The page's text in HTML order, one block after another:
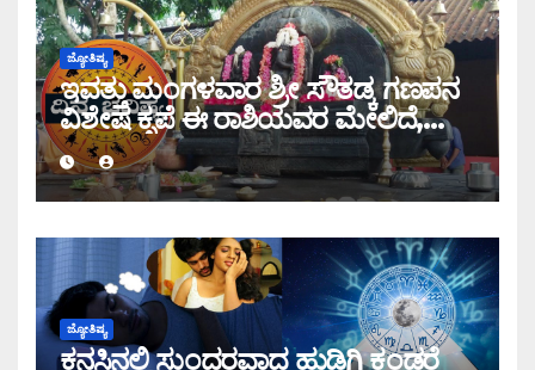
ಜ್ಯೋತಿಷ್ಯ
ಇವತ್ತು ಮಂಗಳವಾರ ಶ್ರೀ ಸೌತಡ್ಕ ಗಣಪನ
ವಿಶೇಷ ಕೃಪೆ ಈ ರಾಶಿಯವರ ಮೇಲಿದೆ,
ಇಂದಿನ ರಾಶಿ ಭವಿಷ್ಯ ತಿಳಿಯಿರಿ
ಜ್ಯೋತಿಷ್ಯ
ಕನಸಿನಲ್ಲಿ ಸುಂದರವಾದ ಹುಡಿಗಿ ಕಂಡರೆ